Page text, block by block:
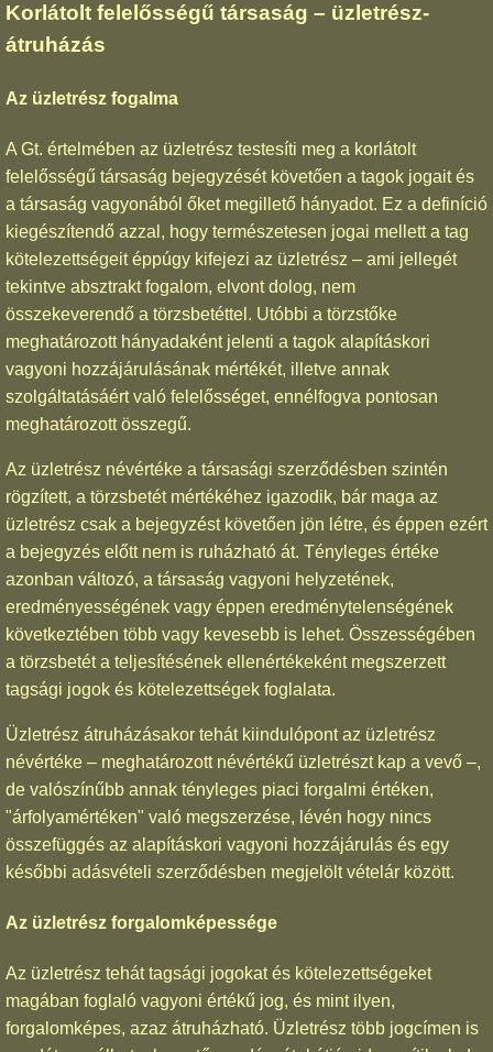
Korlátolt felelősségű társaság – üzletrész-
átruházás
Az üzletrész fogalma
A Gt. értelmében az üzletrész testesíti meg a korlátolt
felelősségű társaság bejegyzését követően a tagok jogait és
a társaság vagyonából őket megillető hányadot. Ez a definíció
kiegészítendő azzal, hogy természetesen jogai mellett a tag
kötelezettségeit éppúgy kifejezi az üzletrész – ami jellegét
tekintve absztrakt fogalom, elvont dolog, nem
összekeverendő a törzsbetéttel. Utóbbi a törzstőke
meghatározott hányadaként jelenti a tagok alapításkori
vagyoni hozzájárulásának mértékét, illetve annak
szolgáltatásáért való felelősséget, ennélfogva pontosan
meghatározott összegű.
Az üzletrész névértéke a társasági szerződésben szintén
rögzített, a törzsbetét mértékéhez igazodik, bár maga az
üzletrész csak a bejegyzést követően jön létre, és éppen ezért
a bejegyzés előtt nem is ruházható át. Tényleges értéke
azonban változó, a társaság vagyoni helyzetének,
eredményességének vagy éppen eredménytelenségének
következtében több vagy kevesebb is lehet. Összességében
a törzsbetét a teljesítésének ellenértékeként megszerzett
tagsági jogok és kötelezettségek foglalata.
Üzletrész átruházásakor tehát kiindulópont az üzletrész
névértéke – meghatározott névértékű üzletrészt kap a vevő –,
de valószínűbb annak tényleges piaci forgalmi értéken,
"árfolyamértéken" való megszerzése, lévén hogy nincs
összefüggés az alapításkori vagyoni hozzájárulás és egy
későbbi adásvételi szerződésben megjelölt vételár között.
Az üzletrész forgalomképessége
Az üzletrész tehát tagsági jogokat és kötelezettségeket
magában foglaló vagyoni értékű jog, és mint ilyen,
forgalomképes, azaz átruházható. Üzletrész több jogcímen is